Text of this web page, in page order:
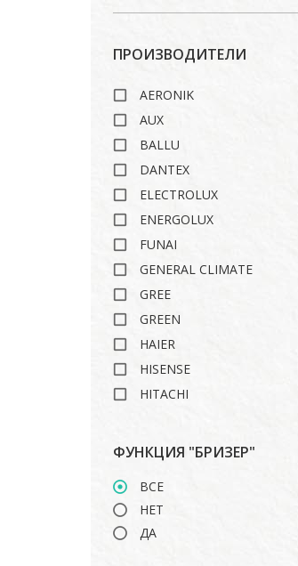
ПРОИЗВОДИТЕЛИ
AERONIK
AUX
BALLU
DANTEX
ELECTROLUX
ENERGOLUX
FUNAI
GENERAL CLIMATE
GREE
GREEN
HAIER
HISENSE
HITACHI
LANKORA
MARSA
MDV
MIDEA
ФУНКЦИЯ "БРИЗЕР"
ВСЕ
НЕТ
ДА